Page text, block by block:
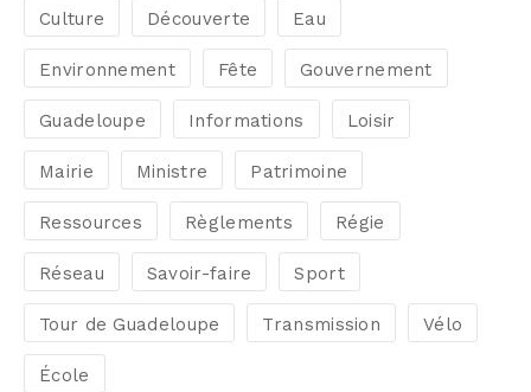
Culture Découverte Eau
Environnement Fête Gouvernement
Guadeloupe Informations Loisir
Mairie Ministre Patrimoine
Ressources Règlements Régie
Réseau Savoir-faire Sport
Tour de Guadeloupe Transmission Vélo
École